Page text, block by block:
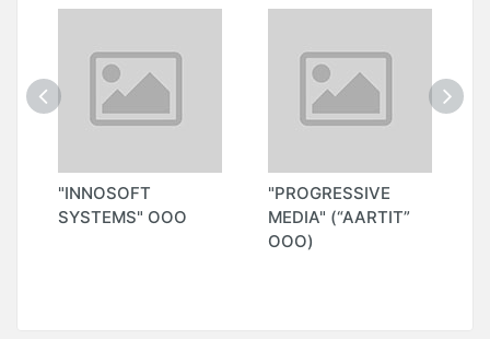
"INNOSOFT
SYSTEMS" ООО
"PROGRESSIVE
MEDIA" (“AARTIT”
ООО)